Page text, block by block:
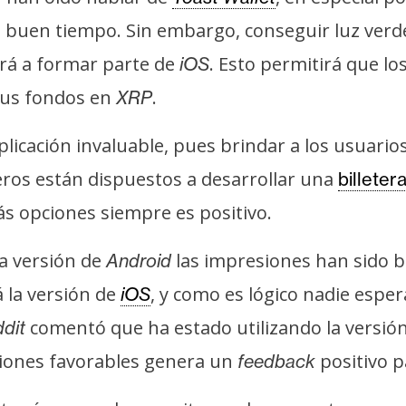
tiempo. Sin embargo, conseguir luz
a formar parte de iOS. Esto permitirá que
fondos enXRP.
invaluable, pues brindar a los
están dispuestos a desarrollar una billetera
opciones siempre es positivo.
versión deAndroidlas impresiones han sido
versión de iOS, y como es lógico nadie
comentó que ha estado utilizando la
favorables genera un feedback positivo